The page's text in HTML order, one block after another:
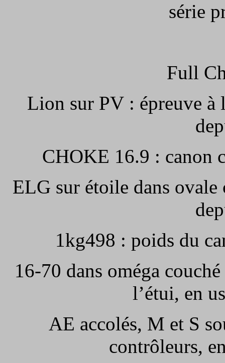
série
Full
Lion sur PV : épreuve à
CHOKE 16.9 : canon
ELG sur étoile dans ovale
1kg498 : poids du
16-70 dans oméga
l’étui, en
AE accolés, M et S
contrôleurs,